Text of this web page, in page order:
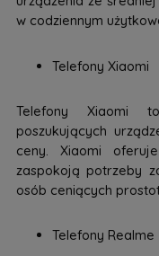
w codziennym
Telefony Xiaomi
Telefony Xiaomi
poszukujących
ceny. Xiaomi
zaspokoją potrzeby
osób ceniących
Telefony Realme